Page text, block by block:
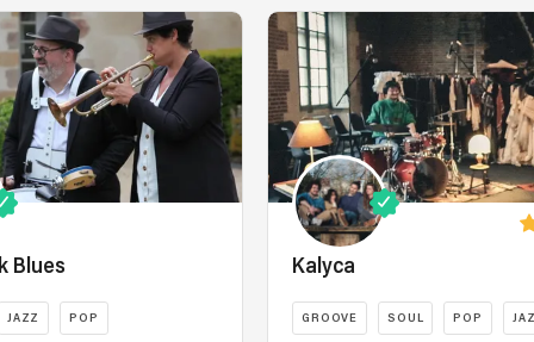
plaisir
de
partager
la
musique
et
de
créer
de
beaux
Juke’n
Blues
JAZZ POP
Kalyca
GROOVE SOUL POP